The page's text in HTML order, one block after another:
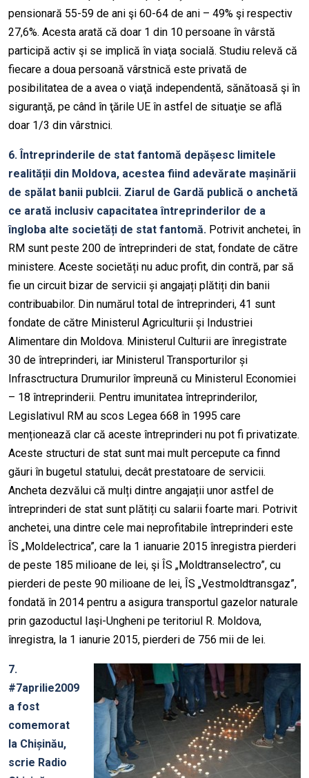
pensionară 55-59 de ani şi 60-64 de ani – 49% şi respectiv
27,6%. Acesta arată că doar 1 din 10 persoane în vârstă
participă activ şi se implică în viaţa socială. Studiu relevă că
fiecare a doua persoană vârstnică este privată de
posibilitatea de a avea o viaţă independentă, sănătoasă şi în
siguranţă, pe când în ţările UE în astfel de situaţie se află
doar 1/3 din vârstnici.
6. Întreprinderile de stat fantomă depășesc limitele
realității din Moldova, acestea fiind adevărate mașinării
de spălat banii publcii. Ziarul de Gardă publică o anchetă
ce arată inclusiv capacitatea întreprinderilor de a
îngloba alte societăți de stat fantomă. Potrivit anchetei, în
RM sunt peste 200 de întreprinderi de stat, fondate de către
ministere. Aceste societăți nu aduc profit, din contră, par să
fie un circuit bizar de servicii și angajați plătiți din banii
contribuabilor. Din numărul total de întreprinderi, 41 sunt
fondate de către Ministerul Agriculturii și Industriei
Alimentare din Moldova. Ministerul Culturii are înregistrate
30 de întreprinderi, iar Ministerul Transporturilor și
Infrasctructura Drumurilor împreună cu Ministerul Economiei
– 18 întreprinderii. Pentru imunitatea întreprinderilor,
Legislativul RM au scos Legea 668 în 1995 care
menționează clar că aceste întreprinderi nu pot fi privatizate.
Aceste structuri de stat sunt mai mult percepute ca finnd
găuri în bugetul statului, decât prestatoare de servicii.
Ancheta dezvălui că mulți dintre angajații unor astfel de
întreprinderi de stat sunt plătiți cu salarii foarte mari. Potrivit
anchetei, una dintre cele mai neprofitabile întreprinderi este
ÎS „Moldelectrica”, care la 1 ianuarie 2015 înregistra pierderi
de peste 185 milioane de lei, şi ÎS „Moldtranselectro”, cu
pierderi de peste 90 milioane de lei, ÎS „Vestmoldtransgaz”,
fondată în 2014 pentru a asigura transportul gaze­lor naturale
prin gazoductul Iaşi-Ungheni pe teritoriul R. Moldova,
înregistra, la 1 ianurie 2015, pierderi de 756 mii de lei.
7.
#7aprilie2009
a fost
comemorat
la Chișinău,
scrie Radio